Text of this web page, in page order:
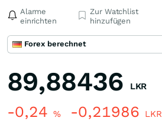
Alarme
einrichten
Zur Watchlist
hinzufügen
Forex berechnet
89,88436 LKR
-0,24 % -0,21986 LKR